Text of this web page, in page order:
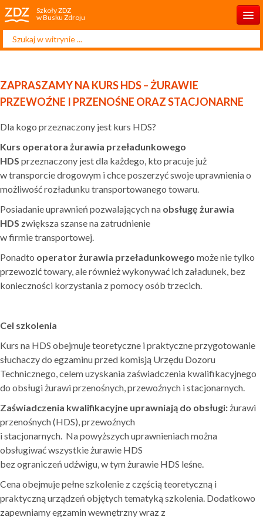
Szkoły ZDZ
w Busku Zdroju
Start
Rekrutacja 2025/2026
Projekty unijne
Kontakt
Kursy
Szukaj...
ZAPRASZAMY NA KURS HDS – ŻURAWIE
PRZEWOŹNE I PRZENOŚNE ORAZ STACJONARNE
Dla kogo przeznaczony jest kurs HDS?
Kurs operatora żurawia przeładunkowego
HDS przeznaczony jest dla każdego, kto pracuje już
w transporcie drogowym i chce poszerzyć swoje uprawnienia o
możliwość rozładunku transportowanego towaru.
Posiadanie uprawnień pozwalających na obsługę żurawia
HDS zwiększa szanse na zatrudnienie
w firmie transportowej.
Ponadto operator żurawia przeładunkowego może nie tylko
przewozić towary, ale również wykonywać ich załadunek, bez
konieczności korzystania z pomocy osób trzecich.
Cel szkolenia
Kurs na HDS obejmuje teoretyczne i praktyczne przygotowanie
słuchaczy do egzaminu przed komisją Urzędu Dozoru
Technicznego, celem uzyskania zaświadczenia kwalifikacyjnego
do obsługi żurawi przenośnych, przewoźnych i stacjonarnych.
Zaświadczenia kwalifikacyjne uprawniają do obsługi:żurawi
przenośnych (HDS), przewoźnych
i stacjonarnych. Na powyższych uprawnieniach można
obsługiwać wszystkie żurawie HDS
bez ograniczeń udźwigu, w tym żurawie HDS leśne.
Cena obejmuje pełne szkolenie z częścią teoretyczną i
praktyczną urządzeń objętych tematyką szkolenia. Dodatkowo
zapewniamy egzamin wewnętrzny wraz z